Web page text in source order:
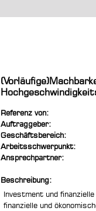
Referenz von:
Auftraggeber:
Geschäftsbereich:
Arbeitsschwerpunkt:
Ansprechpartner:
Beschreibung:
Investment und
finanzielle und